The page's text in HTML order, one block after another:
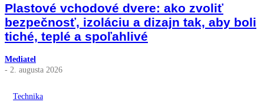
Plastové vchodové dvere: ako zvoliť
bezpečnosť, izoláciu a dizajn tak, aby boli
tiché, teplé a spoľahlivé
Mediatel
- 2. augusta 2026
Technika